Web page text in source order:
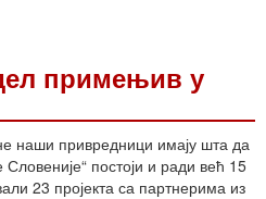
примењив у
наши привредници имају шта да
постоји и ради већ 15
23 пројекта са партнерима из